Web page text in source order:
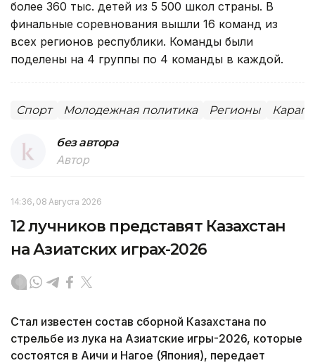
более 360 тыс. детей из 5 500 школ страны. В
финальные соревнования вышли 16 команд из
всех регионов республики. Команды были
поделены на 4 группы по 4 команды в каждой.
Спорт Молодежная политика Регионы
без автора
Автор
14:36, 08 Августа 2026
12 лучников представят Казахстан
на Азиатских играх-2026
Стал известен состав сборной Казахстана по
стрельбе из лука на Азиатские игры-2026, которые
состоятся в Аичи и Нагое (Япония), передает